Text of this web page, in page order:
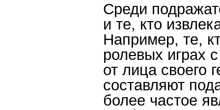
Среди
и те, кто
Например, те,
ролевых играх
от лица своего
составляют
более частое